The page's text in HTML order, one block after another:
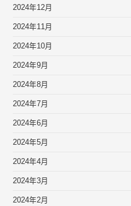
2024年12月
2024年11月
2024年10月
2024年9月
2024年8月
2024年7月
2024年6月
2024年5月
2024年4月
2024年3月
2024年2月